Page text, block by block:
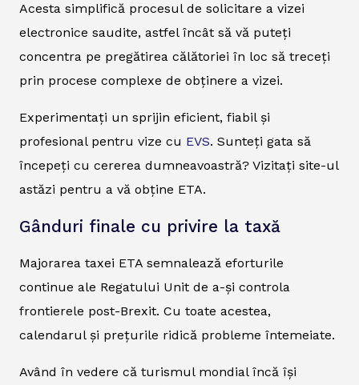
Acesta simplifică procesul de solicitare a vizei
electronice saudite, astfel încât să vă puteți
concentra pe pregătirea călătoriei în loc să treceți
prin procese complexe de obținere a vizei.
Experimentați un sprijin eficient, fiabil și
profesional pentru vize cu EVS. Sunteți gata să
începeți cu cererea dumneavoastră? Vizitați site-ul
astăzi pentru a vă obține ETA.
Gânduri finale cu privire la taxă
Majorarea taxei ETA semnalează eforturile
continue ale Regatului Unit de a-și controla
frontierele post-Brexit. Cu toate acestea,
calendarul și prețurile ridică probleme întemeiate.
Având în vedere că turismul mondial încă își